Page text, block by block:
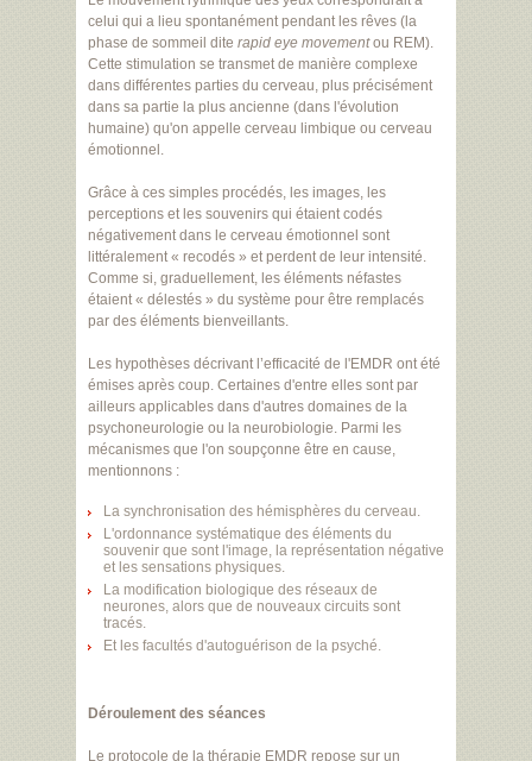
celui qui a lieu spontanément pendant les rêves (la
phase de sommeil dite rapid eye movementou REM).
Cette stimulation se transmet de manière complexe
dans différentes parties du cerveau, plus précisément
dans sa partie la plus ancienne (dans l'évolution
humaine) qu'on appelle cerveau limbique ou cerveau
émotionnel.
Grâce à ces simples procédés, les images, les
perceptions et les souvenirs qui étaient codés
négativement dans le cerveau émotionnel sont
littéralement « recodés » et perdent de leur intensité.
Comme si, graduellement, les éléments néfastes
étaient « délestés » du système pour être remplacés
par des éléments bienveillants.
Les hypothèses décrivant l’efficacité de l'EMDR ont été
émises après coup. Certaines d'entre elles sont par
ailleurs applicables dans d'autres domaines de la
psychoneurologie ou la neurobiologie. Parmi les
mécanismes que l'on soupçonne être en cause,
mentionnons :
La synchronisation des hémisphères du cerveau.
L'ordonnance systématique des éléments du
souvenir que sont l'image, la représentation négative
et les sensations physiques.
La modification biologique des réseaux de
neurones, alors que de nouveaux circuits sont
tracés.
Et les facultés d'autoguérison de la psyché.
Déroulement des séances
Le protocole de la thérapie EMDR repose sur un